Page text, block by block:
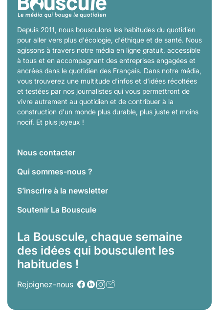
Depuis 2011, nous bousculons les habitudes du quotidien
pour aller vers plus d'écologie, d'éthique et de santé. Nous
agissons à travers notre média en ligne gratuit, accessible
à tous et en accompagnant des entreprises engagées et
ancrées dans le quotidien des Français. Dans notre média,
vous trouverez une multitude d'infos et d'idées récoltées
et testées par nos journalistes qui vous permettront de
vivre autrement au quotidien et de contribuer à la
construction d'un monde plus durable, plus juste et moins
nocif. Et plus joyeux !
Nous contacter
Qui sommes-nous ?
S’inscrire à la newsletter
Soutenir La Bouscule
La Bouscule, chaque semaine
des idées qui bousculent les
habitudes !
Rejoignez-nous